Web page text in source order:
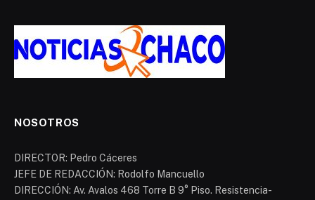
NOSOTROS
DIRECTOR: Pedro Cáceres
JEFE DE REDACCIÓN: Rodolfo Mancuello
DIRECCIÓN: Av. Avalos 468 Torre B 9° Piso. Resistencia-